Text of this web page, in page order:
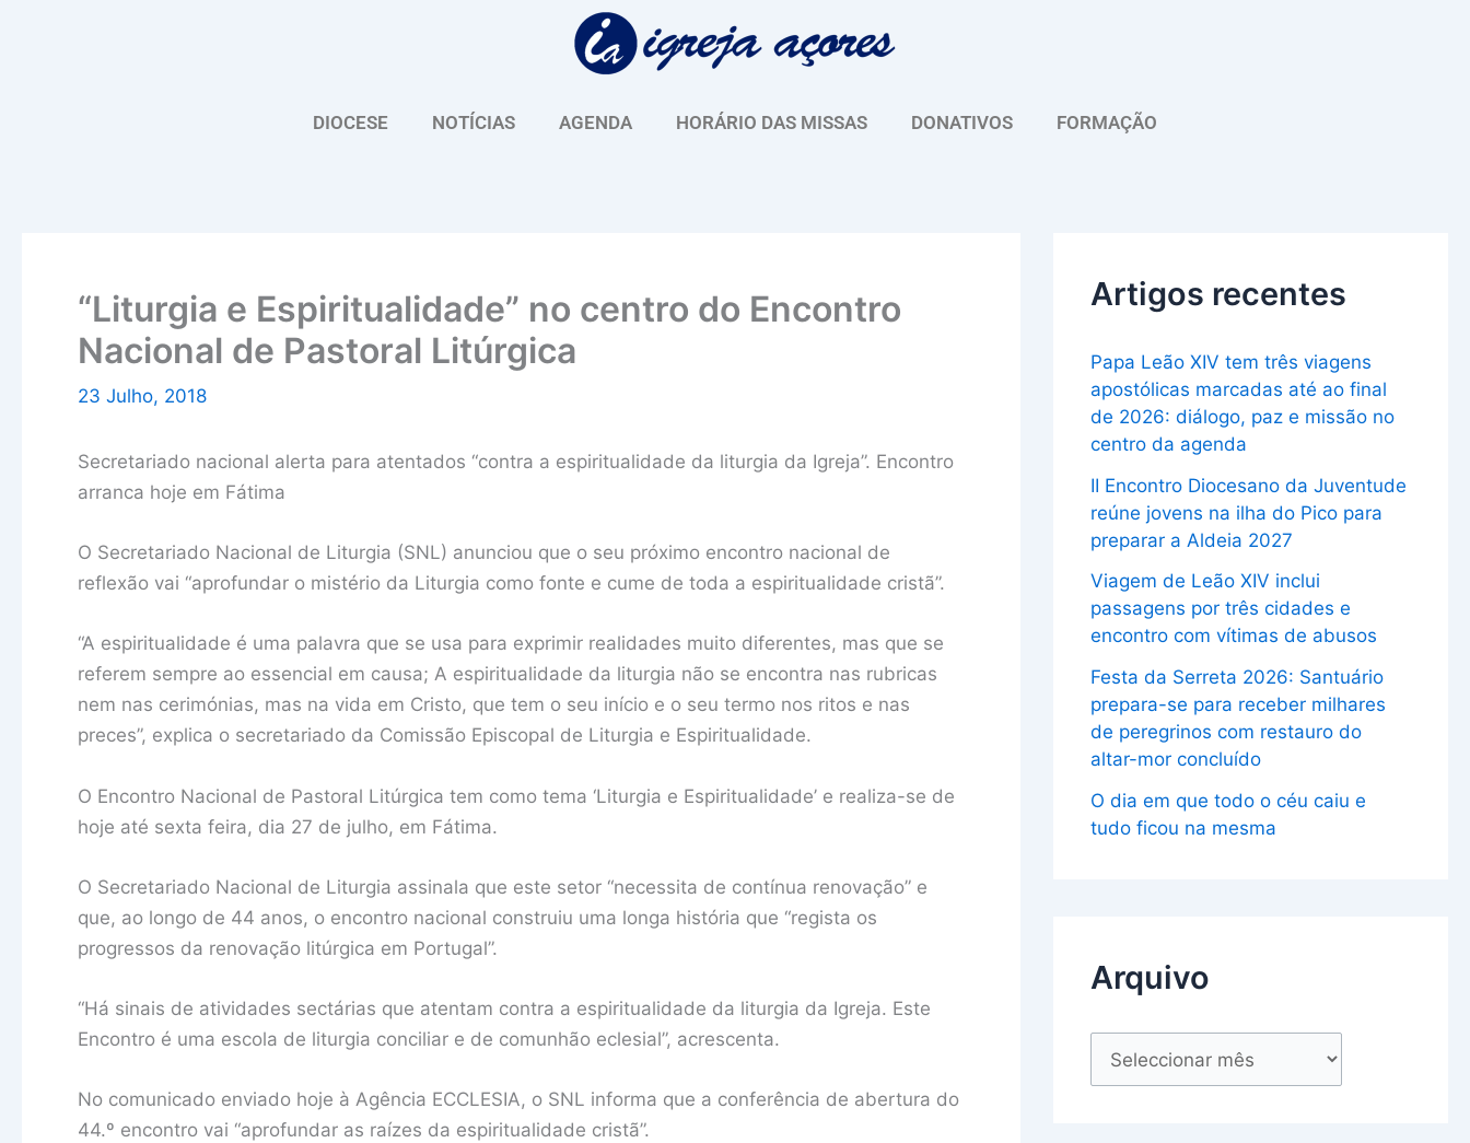
DIOCESE NOTÍCIAS AGENDA HORÁRIO DAS MISSAS DONATIVOS FORMAÇÃO
“Liturgia e Espiritualidade” no centro do Encontro
Nacional de Pastoral Litúrgica
23 Julho, 2018
Secretariado nacional alerta para atentados “contra a espiritualidade da liturgia da Igreja”. Encontro
arranca hoje em Fátima
O Secretariado Nacional de Liturgia (SNL) anunciou que o seu próximo encontro nacional de
reflexão vai “aprofundar o mistério da Liturgia como fonte e cume de toda a espiritualidade cristã”.
“A espiritualidade é uma palavra que se usa para exprimir realidades muito diferentes, mas que se
referem sempre ao essencial em causa; A espiritualidade da liturgia não se encontra nas rubricas
nem nas cerimónias, mas na vida em Cristo, que tem o seu início e o seu termo nos ritos e nas
preces”, explica o secretariado da Comissão Episcopal de Liturgia e Espiritualidade.
O Encontro Nacional de Pastoral Litúrgica tem como tema ‘Liturgia e Espiritualidade’ e realiza-se de
hoje até sexta feira, dia 27 de julho, em Fátima.
O Secretariado Nacional de Liturgia assinala que este setor “necessita de contínua renovação” e
que, ao longo de 44 anos, o encontro nacional construiu uma longa história que “regista os
progressos da renovação litúrgica em Portugal”.
“Há sinais de atividades sectárias que atentam contra a espiritualidade da liturgia da Igreja. Este
Encontro é uma escola de liturgia conciliar e de comunhão eclesial”, acrescenta.
No comunicado enviado hoje à Agência ECCLESIA, o SNL informa que a conferência de abertura do
44.º encontro vai “aprofundar as raízes da espiritualidade cristã”.
Artigos recentes
Papa Leão XIV tem três viagens
apostólicas marcadas até ao final
de 2026: diálogo, paz e missão no
centro da agenda
II Encontro Diocesano da Juventude
reúne jovens na ilha do Pico para
preparar a Aldeia 2027
Viagem de Leão XIV inclui
passagens por três cidades e
encontro com vítimas de abusos
Festa da Serreta 2026: Santuário
prepara-se para receber milhares
de peregrinos com restauro do
altar-mor concluído
O dia em que todo o céu caiu e
tudo ficou na mesma
Arquivo
u